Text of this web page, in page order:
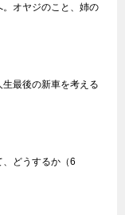
オヤジのこと、姉の
最後の新車を考える
、どうするか （6